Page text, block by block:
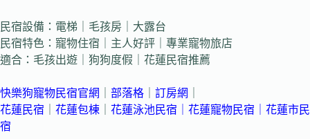
民宿設備：電梯｜毛孩房｜大露台
民宿特色：寵物住宿｜主人好評｜專業寵物旅店
適合：毛孩出遊｜狗狗度假｜花蓮民宿推薦
快樂狗寵物民宿官網 部落格 訂房網
花蓮民宿
花蓮包棟 花蓮泳池民宿 花蓮寵物民宿
花蓮市民
宿